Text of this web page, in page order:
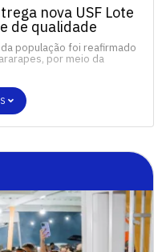
nova USF Lote
de qualidade
população foi reafirmado
por meio da